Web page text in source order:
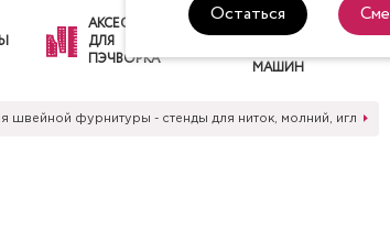
Остаться
АКСЕССУАРЫ
ДЛЯ
ПЭЧВОРКА
ЛАПКИ
ДЛЯ
МАШИН
швейной фурнитуры - стенды для ниток, молний, игл